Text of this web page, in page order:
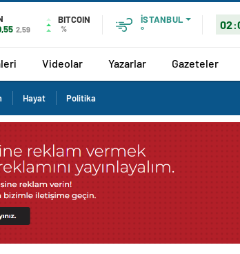
2,59
BITCOIN
%
İSTANBUL
°
Videolar Yazarlar Gazeteler
Hayat Politika